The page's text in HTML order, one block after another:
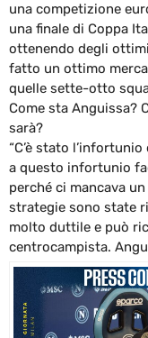
una competizione
una finale di Coppa
ottenendo degli
fatto un ottimo
quelle sette-otto
Come sta Anguissa?
sarà?
“C’è stato
a questo infortunio
perché ci mancava
strategie sono state
molto duttile e può
centrocampista.